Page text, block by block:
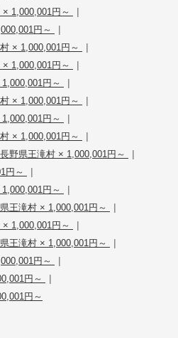
1,000,001円～ |
円～ |
× 1,000,001円～ |
1,000,001円～ |
円～ |
× 1,000,001円～ |
円～ |
× 1,000,001円～ |
野県王滝村 × 1,000,001円～ |
円～ |
円～ |
王滝村 × 1,000,001円～ |
1,000,001円～ |
王滝村 × 1,000,001円～ |
円～ |
円～ |
円～